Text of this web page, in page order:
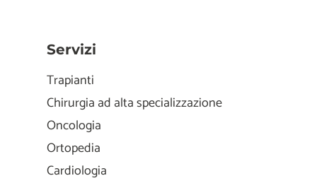
Servizi
Trapianti
Chirurgia ad alta specializzazione
Oncologia
Ortopedia
Cardiologia